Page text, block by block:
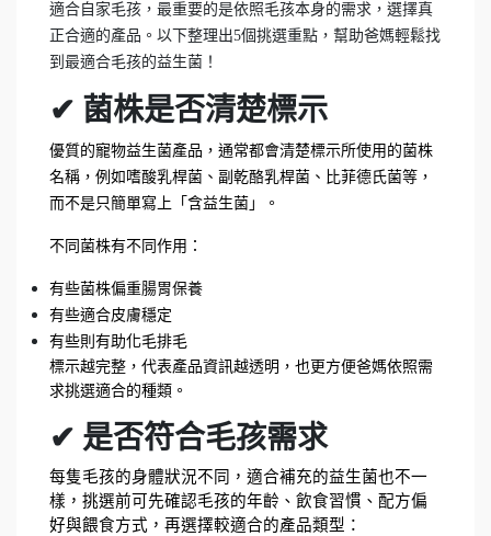
適合自家毛孩，最重要的是依照毛孩本身的需求，選擇真
正合適的產品。以下整理出5個挑選重點，幫助爸媽輕鬆找
到最適合毛孩的益生菌！
✔ 菌株是否清楚標示
優質的寵物益生菌產品，通常都會清楚標示所使用的菌株
名稱，例如嗜酸乳桿菌、副乾酪乳桿菌、比菲德氏菌等，
而不是只簡單寫上「含益生菌」。
不同菌株有不同作用：
有些菌株偏重腸胃保養
有些適合皮膚穩定
有些則有助化毛排毛
標示越完整，代表產品資訊越透明，也更方便爸媽依照需
求挑選適合的種類。
✔ 是否符合毛孩需求
每隻毛孩的身體狀況不同，適合補充的益生菌也不一
樣，挑選前可先確認毛孩的年齡、飲食習慣、配方偏
好與餵食方式，再選擇較適合的產品類型：